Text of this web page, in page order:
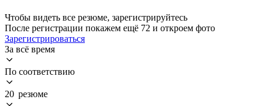
Чтобы видеть все резюме, зарегистрируйтесь
После регистрации покажем ещё 72 и откроем фото
Зарегистрироваться
За всё время
По соответствию
20 резюме